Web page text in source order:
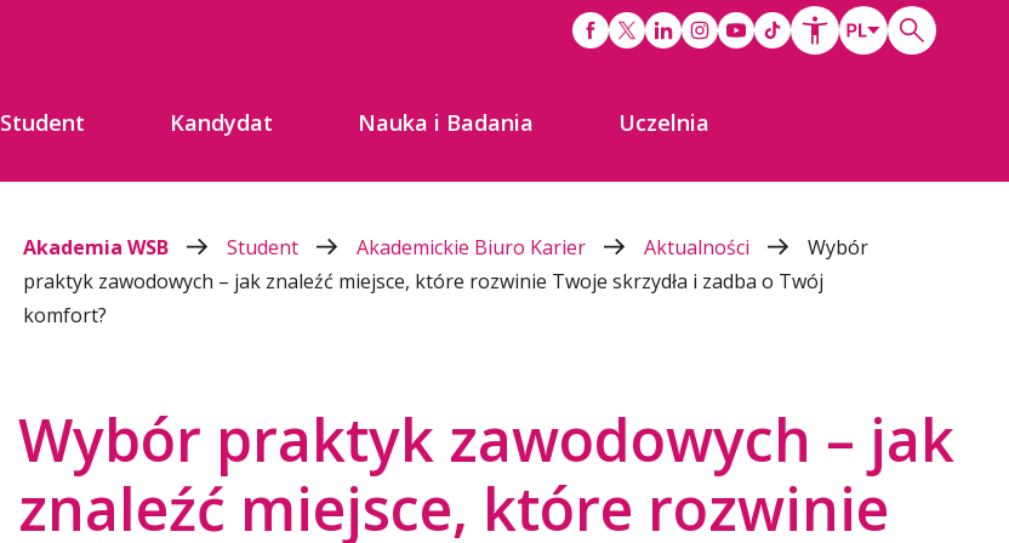
Student Kandydat Nauka i Badania Uczelnia
Akademia WSB Student Akademickie Biuro Karier Aktualności
Wybór
praktyk zawodowych – jak znaleźć miejsce, które rozwinie Twoje skrzydła i zadba o Twój
komfort?
Wybór praktyk zawodowych – jak
znaleźć miejsce, które rozwinie